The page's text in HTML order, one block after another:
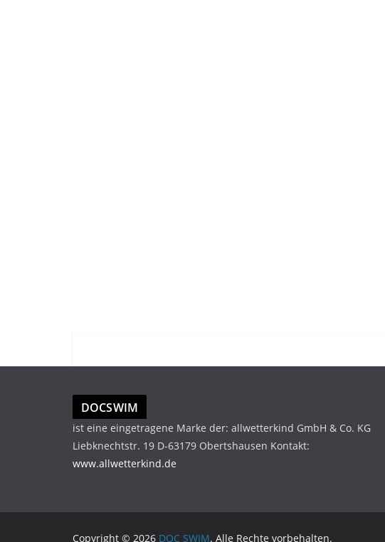
DOCSWIM
ist eine eingetragene Marke der: allwetterkind GmbH & Co. KG
Liebknechtstr. 19 D-63179 Obertshausen Kontakt:
www.allwetterkind.de
Copyright © 2026 DOC SWIM. Alle Rechte vorbehalten.